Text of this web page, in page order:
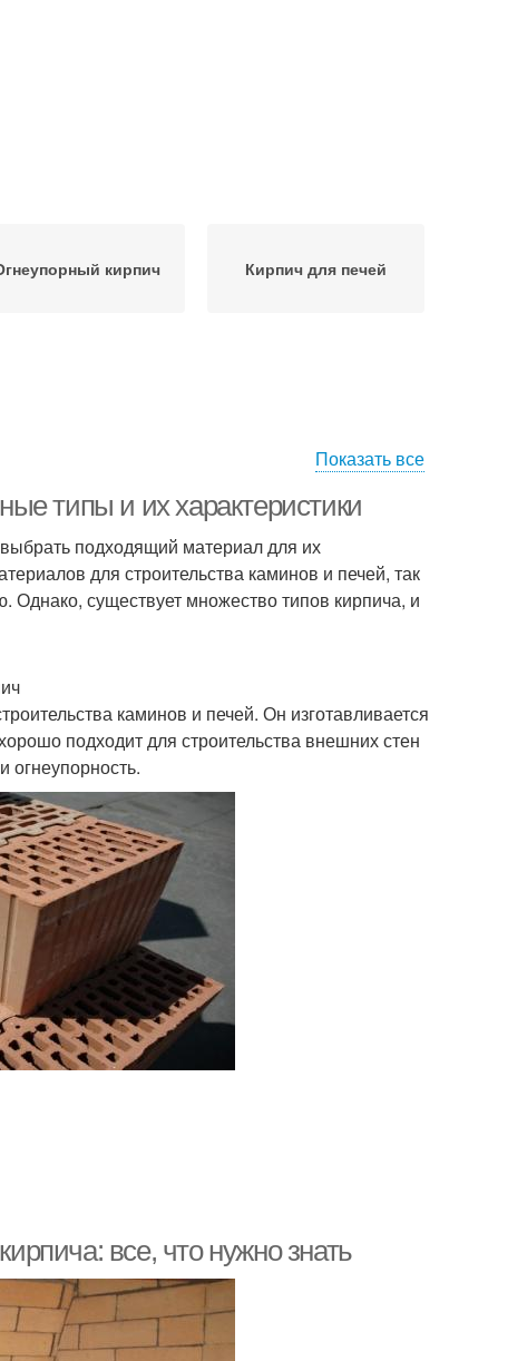
кирпич Кирпич для печей
Показать все
типы и их характеристики
подходящий материал для их
для строительства каминов и печей, так
Однако, существует множество типов кирпича, и
каминов и печей. Он изготавливается
подходит для строительства внешних стен
огнеупорность.
все, что нужно знать